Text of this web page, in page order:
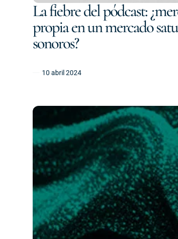
La fiebre del pódcast:
propia en un mercado
sonoros?
10 abril 2024